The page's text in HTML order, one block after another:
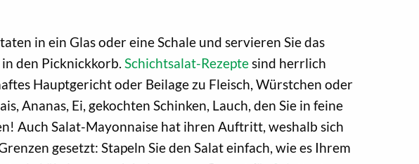
in ein Glas oder eine Schale und servieren Sie das
den Picknickkorb. Schichtsalat-Rezepte sind herrlich
Hauptgericht oder Beilage zu Fleisch, Würstchen oder
Ananas, Ei, gekochten Schinken, Lauch, den Sie in feine
Auch Salat-Mayonnaise hat ihren Auftritt, weshalb sich
gesetzt: Stapeln Sie den Salat einfach, wie es Ihrem